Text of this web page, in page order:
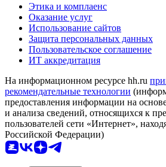
Этика и комплаенс
Оказание услуг
Использование сайтов
Защита персональных данных
Пользовательское соглашение
ИТ аккредитация
На информационном ресурсе hh.ru
рекомендательные технологии
предоставления информации на
и анализа сведений, относящихся к
пользователей сети «Интернет»,
Российской Федерации)